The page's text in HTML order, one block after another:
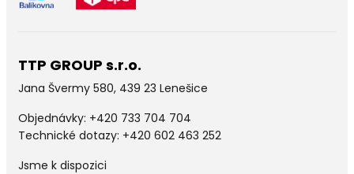
TTP GROUP s.r.o.
Jana Švermy 580, 439 23 Lenešice
Objednávky: +420 733 704 704
Technické dotazy: +420 602 463 252
Jsme k dispozici